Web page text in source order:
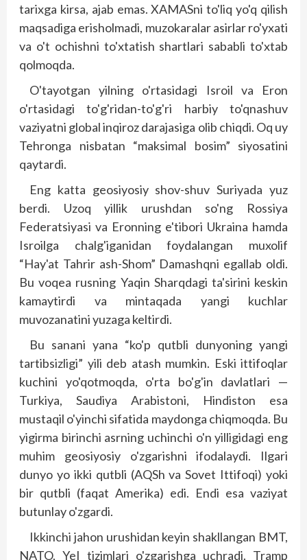
tarixga kirsa, ajab emas. XAMASni to'liq yo'q qilish
maqsadiga erisholmadi, muzokaralar asirlar ro'yxati
va o't ochishni to'xtatish shartlari sababli to'xtab
qolmoqda.
O'tayotgan yilning o'rtasidagi Isroil va Eron
o'rtasidagi to'g'ridan-to'g'ri harbiy to'qnashuv
vaziyatni global inqiroz darajasiga olib chiqdi. Oq uy
Tehronga nisbatan “maksimal bosim” siyosatini
qaytardi.
Eng katta geosiyosiy shov-shuv Suriyada yuz
berdi. Uzoq yillik urushdan so'ng Rossiya
Federatsiyasi va Eronning e'tibori Ukraina hamda
Isroilga chalg'iganidan foydalangan muxolif
“Hay'at Tahrir ash-Shom” Damashqni egallab oldi.
Bu voqea rusning Yaqin Sharqdagi ta'sirini keskin
kamaytirdi va mintaqada yangi kuchlar
muvozanatini yuzaga keltirdi.
Bu sanani yana “ko'p qutbli dunyoning yangi
tartibsizligi” yili deb atash mumkin. Eski ittifoqlar
kuchini yo'qotmoqda, o'rta bo'g'in davlatlari —
Turkiya, Saudiya Arabistoni, Hindiston esa
mustaqil o'yinchi sifatida maydonga chiqmoqda. Bu
yigirma birinchi asrning uchinchi o'n yilligidagi eng
muhim geosiyosiy o'zgarishni ifodalaydi. Ilgari
dunyo yo ikki qutbli (AQSh va Sovet Ittifoqi) yoki
bir qutbli (faqat Amerika) edi. Endi esa vaziyat
butunlay o'zgardi.
Ikkinchi jahon urushidan keyin shakllangan BMT,
NATO, YeI tizimlari o'zgarishga uchradi. Tramp